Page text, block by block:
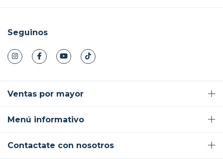
Seguinos
Ventas por mayor
Menú informativo
Contactate con nosotros